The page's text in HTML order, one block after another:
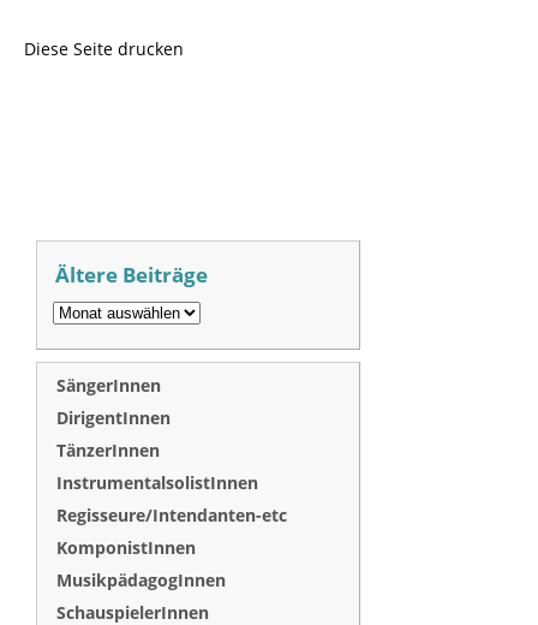
Diese Seite drucken
Ältere Beiträge
SängerInnen
DirigentInnen
TänzerInnen
InstrumentalsolistInnen
Regisseure/Intendanten-etc
KomponistInnen
MusikpädagogInnen
SchauspielerInnen